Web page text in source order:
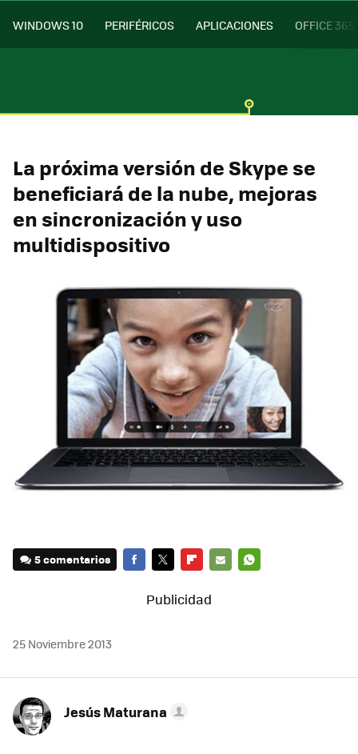
WINDOWS 10 PERIFÉRICOS APLICACIONES OFFICE 365
La próxima versión de Skype se
beneficiará de la nube, mejoras
en sincronización y uso
multidispositivo
5 comentarios
MAIL
25 Noviembre 2013
Jesús Maturana